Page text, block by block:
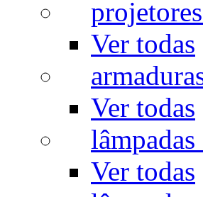
Ver todas
Ver todas
Ver todas